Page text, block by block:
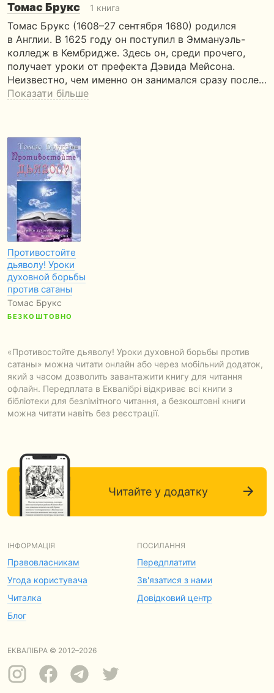
Томас Брукс 1 книга
Томас Брукс (1608–27 сентября 1680) родился
в Англии. В 1625 году он поступил в Эммануэль-
колледж в Кембридже. Здесь он, среди прочего,
получает уроки от префекта Дэвида Мейсона.
Неизвестно, чем именно он занимался сразу после…
Показати більше
Противостойте
дьяволу! Уроки
духовной борьбы
против сатаны
Томас Брукс
БЕЗКОШТОВНО
«Противостойте дьяволу! Уроки духовной борьбы против
сатаны» можна читати онлайн або через мобільний додаток,
який з часом дозволить завантажити книгу для читання
офлайн. Передплата в Еквалібрі відкриває всі книги з
бібліотеки для безлімітного читання, а безкоштовні книги
можна читати навіть без реєстрації.
Читайте у додатку
ІНФОРМАЦІЯ
Правовласникам
Угода користувача
Читалка
Блог
ПОСИЛАННЯ
Передплатити
Зв'язатися з нами
Довідковий центр
ЕКВАЛІБРА © 2012–2026